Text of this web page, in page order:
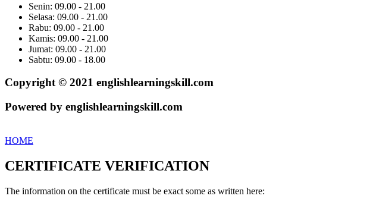
Senin: 09.00 - 21.00
Selasa: 09.00 - 21.00
Rabu: 09.00 - 21.00
Kamis: 09.00 - 21.00
Jumat: 09.00 - 21.00
Sabtu: 09.00 - 18.00
Copyright © 2021 englishlearningskill.com
Powered by englishlearningskill.com
HOME
CERTIFICATE VERIFICATION
The information on the certificate must be exact some as written here: